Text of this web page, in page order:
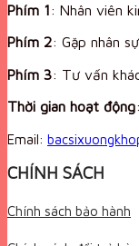
Phím 1: Nhân viên
Phím 2: Gặp nhân sự
Phím 3: Tư vấn
Thời gian hoạt động:
Email:
CHÍNH SÁCH
Chính sách bảo hành